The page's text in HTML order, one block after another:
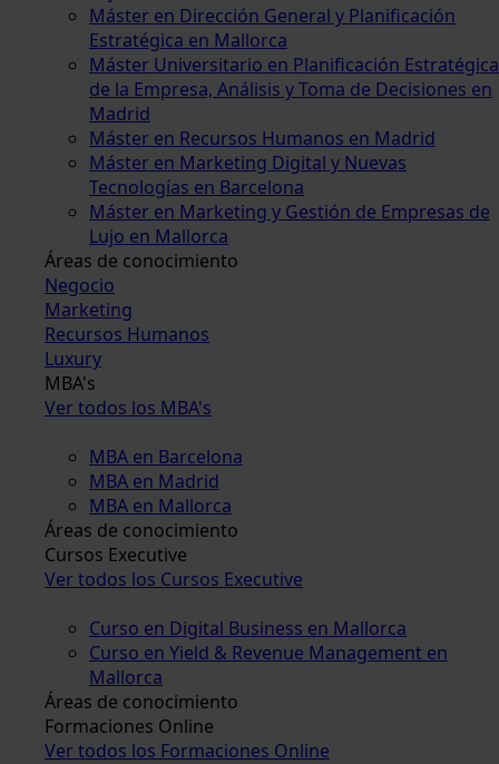
Máster en Dirección General y Planificación
Estratégica en Mallorca
Máster Universitario en Planificación Estratégica
de la Empresa, Análisis y Toma de Decisiones en
Madrid
Máster en Recursos Humanos en Madrid
Máster en Marketing Digital y Nuevas
Tecnologías en Barcelona
Máster en Marketing y Gestión de Empresas de
Lujo en Mallorca
Áreas de conocimiento
Negocio
Marketing
Recursos Humanos
Luxury
MBA's
Ver todos los MBA's
MBA en Barcelona
MBA en Madrid
MBA en Mallorca
Áreas de conocimiento
Cursos Executive
Ver todos los Cursos Executive
Curso en Digital Business en Mallorca
Curso en Yield & Revenue Management en
Mallorca
Áreas de conocimiento
Formaciones Online
Ver todos los Formaciones Online